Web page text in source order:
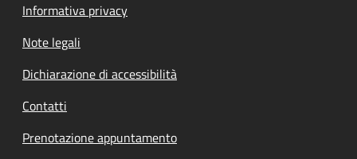
Informativa privacy
Note legali
Dichiarazione di accessibilità
Contatti
Prenotazione appuntamento